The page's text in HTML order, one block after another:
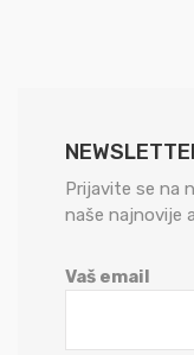
Prijavite se na
naše najnovije
Vaš email